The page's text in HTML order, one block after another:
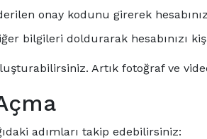
onay kodunu girerek
bilgileri doldurarak hesabınızı
Artık fotoğraf ve
adımları takip edebilirsiniz: